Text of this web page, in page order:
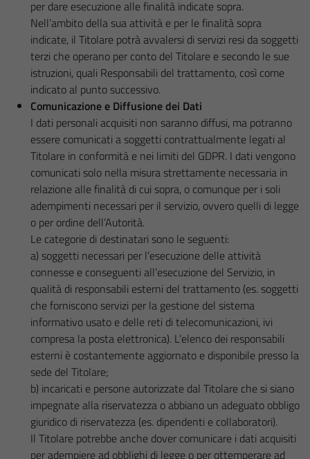
per dare esecuzione alle finalità indicate sopra.
Nell’ambito della sua attività e per le finalità sopra
indicate, il Titolare potrà avvalersi di servizi resi da soggetti
terzi che operano per conto del Titolare e secondo le sue
istruzioni, quali Responsabili del trattamento, così come
indicato al punto successivo.
Comunicazione e Diffusione dei Dati
I dati personali acquisiti non saranno diffusi, ma potranno
essere comunicati a soggetti contrattualmente legati al
Titolare in conformità e nei limiti del GDPR. I dati vengono
comunicati solo nella misura strettamente necessaria in
relazione alle finalità di cui sopra, o comunque per i soli
adempimenti necessari per il servizio, ovvero quelli di legge
o per ordine dell’Autorità.
Le categorie di destinatari sono le seguenti:
a) soggetti necessari per l’esecuzione delle attività
connesse e conseguenti all’esecuzione del Servizio, in
qualità di responsabili esterni del trattamento (es. soggetti
che forniscono servizi per la gestione del sistema
informativo usato e delle reti di telecomunicazioni, ivi
compresa la posta elettronica). L’elenco dei responsabili
esterni è costantemente aggiornato e disponibile presso la
sede del Titolare;
b) incaricati e persone autorizzate dal Titolare che si siano
impegnate alla riservatezza o abbiano un adeguato obbligo
giuridico di riservatezza (es. dipendenti e collaboratori).
Il Titolare potrebbe anche dover comunicare i dati acquisiti
per adempiere ad obblighi di legge o per ottemperare ad